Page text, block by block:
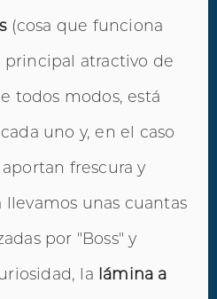
(cosa que funciona
atractivo de
todos modos, está
uno y, en el caso
frescura y
unas cuantas
por "Boss" y
la lámina a